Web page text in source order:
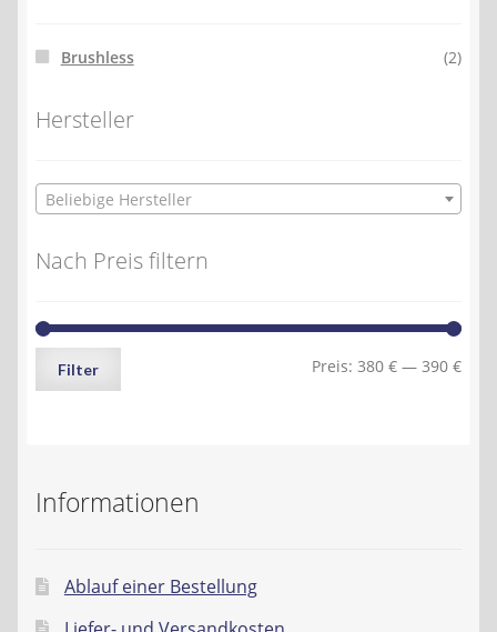
Brushless (2)
Hersteller
Beliebige Hersteller
Nach Preis filtern
Min.
Max.
Filter Preis: 380 € — 390 €
Informationen
Ablauf einer Bestellung